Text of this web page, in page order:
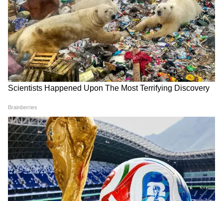
वाले एपिसोड में बड़ा खुलासा और जबरदस्त पारिवारिक
टकराव देखने को मिल सकता है। अब यह देखना दिलचस्प
होगा कि महादेव का परिवार इस बंटवारे से टूट जाएगा या
फिर मोगरा की सच्चाई सामने आने के बाद एक बार फिर
सभी रिश्ते जुड़ जाएंगे।